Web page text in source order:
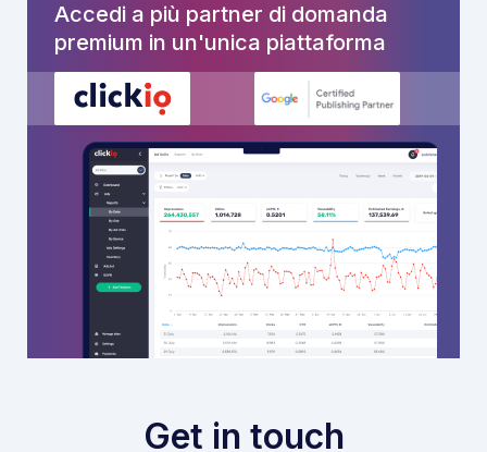
Accedi a più partner di domanda
premium in un'unica piattaforma
Get in touch